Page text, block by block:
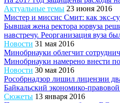
Актуальные темы 23 июня 2016
Мистер и миссис Смит: как экс-
Бывшая жена ректора юрвуза
навстречу. Реорганизация вуза
Новости 31 мая 2016
Минобрнауки облегчит
Минобрнауки намерено внести
Новости 30 мая 2016
Рособрнадзор лишил лицензии
Байкальский экономико-
Сюжеты 13 января 2016